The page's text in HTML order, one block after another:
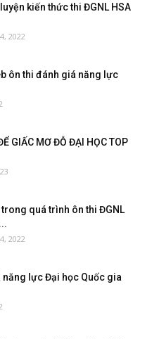
kiến thức thi ĐGNL HSA
2022
ôn thi đánh giá năng lực
GIẤC MƠ ĐỖ ĐẠI HỌC TOP
quá trình ôn thi ĐGNL
2022
năng lực Đại học Quốc gia